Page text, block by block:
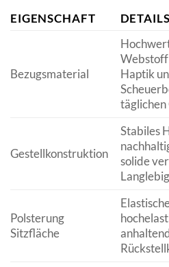
EIGENSCHAFT DETAILS
Bezugsmaterial
Webstoff
Haptik
täglichen
Gestellkonstruktion
Stabiles
solide
Polsterung
Sitzfläche